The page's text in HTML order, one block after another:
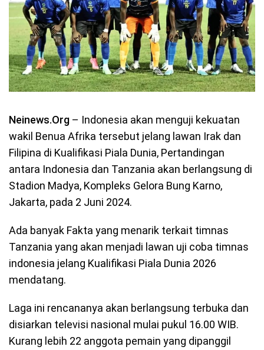
Neinews.Org – Indonesia akan menguji kekuatan
wakil Benua Afrika tersebut jelang lawan Irak dan
Filipina di Kualifikasi Piala Dunia, Pertandingan
antara Indonesia dan Tanzania akan berlangsung di
Stadion Madya, Kompleks Gelora Bung Karno,
Jakarta, pada 2 Juni 2024.
Ada banyak Fakta yang menarik terkait timnas
Tanzania yang akan menjadi lawan uji coba timnas
indonesia jelang Kualifikasi Piala Dunia 2026
mendatang.
Laga ini rencananya akan berlangsung terbuka dan
disiarkan televisi nasional mulai pukul 16.00 WIB.
Kurang lebih 22 anggota pemain yang dipanggil